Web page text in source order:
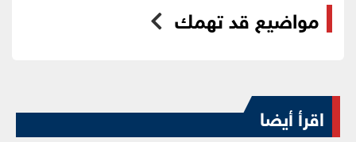
مواضيع قد تهمك
اقرأ أيضا